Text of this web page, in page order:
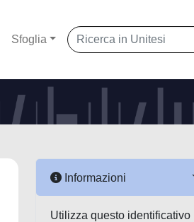
Sfoglia
Informazioni
Utilizza questo identificativo